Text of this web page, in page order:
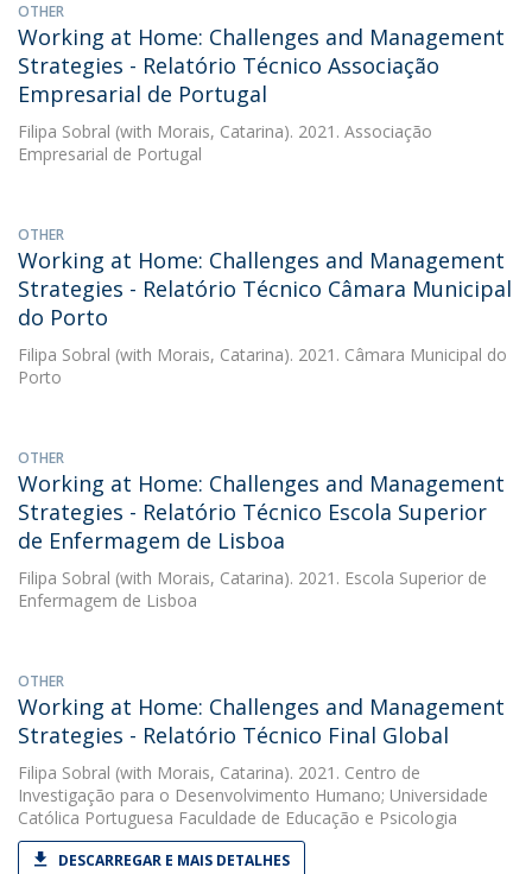
OTHER
Working at Home: Challenges and Management
Strategies - Relatório Técnico Associação
Empresarial de Portugal
Filipa Sobral (with Morais, Catarina). 2021. Associação
Empresarial de Portugal
OTHER
Working at Home: Challenges and Management
Strategies - Relatório Técnico Câmara Municipal
do Porto
Filipa Sobral (with Morais, Catarina). 2021. Câmara Municipal do
Porto
OTHER
Working at Home: Challenges and Management
Strategies - Relatório Técnico Escola Superior
de Enfermagem de Lisboa
Filipa Sobral (with Morais, Catarina). 2021. Escola Superior de
Enfermagem de Lisboa
OTHER
Working at Home: Challenges and Management
Strategies - Relatório Técnico Final Global
Filipa Sobral (with Morais, Catarina). 2021. Centro de
Investigação para o Desenvolvimento Humano; Universidade
Católica Portuguesa Faculdade de Educação e Psicologia
DESCARREGAR E MAIS DETALHES